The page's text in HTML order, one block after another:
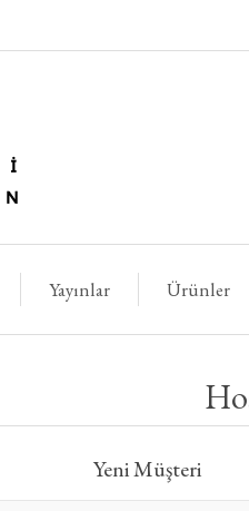
Yayınlar Ürünler
Yeni Müşteri